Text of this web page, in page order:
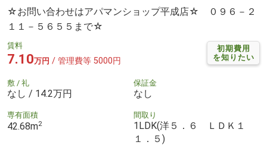
☆お問い合わせはアパマンショップ平成店☆ ０９６－２
１１－５６５５まで☆
初期費用
を知りたい
賃料
7.10万円 / 管理費等 5000円
敷 / 礼
なし / 14.2万円
保証金
なし
専有面積
42.68m2
間取り
1LDK(洋５．６ ＬＤＫ１
１．５)